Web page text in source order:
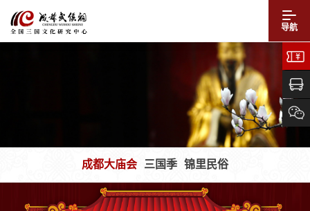
导航
成都大庙会 三国季 锦里民俗